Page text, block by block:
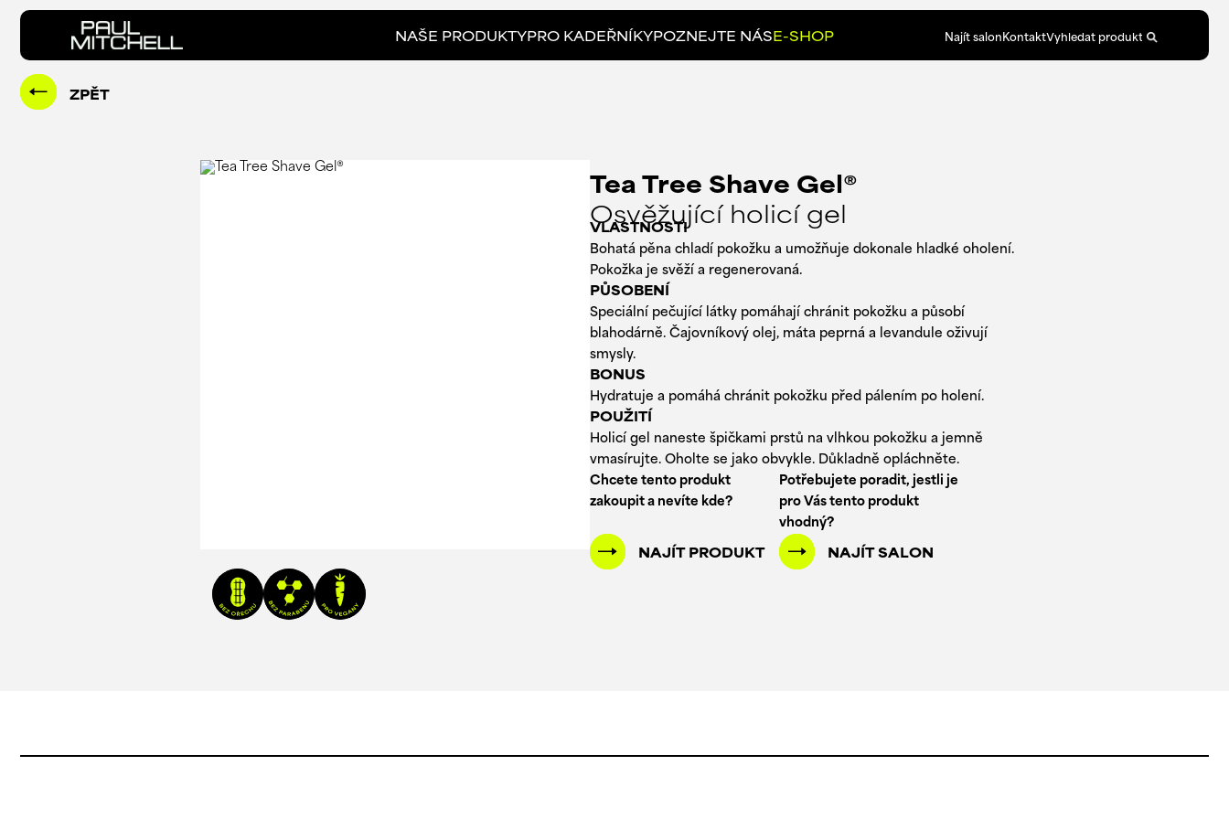
NAŠE PRODUKTY PRO KADEŘNÍKY POZNEJTE NÁS E-SHOP Najít salon Kontakt
ZPĚT
Tea Tree Shave Gel®
Osvěžující holicí gel
VLASTNOSTI
Bohatá pěna chladí pokožku a umožňuje dokonale hladké oholení.
Pokožka je svěží a regenerovaná.
PŮSOBENÍ
Speciální pečující látky pomáhají chránit pokožku a působí
blahodárně. Čajovníkový olej, máta peprná a levandule oživují
smysly.
BONUS
Hydratuje a pomáhá chránit pokožku před pálením po holení.
POUŽITÍ
Holicí gel naneste špičkami prstů na vlhkou pokožku a jemně
vmasírujte. Oholte se jako obvykle. Důkladně opláchněte.
Chcete tento produkt
zakoupit a nevíte kde?
NAJÍT PRODUKT
Potřebujete poradit, jestli je
pro Vás tento produkt
vhodný?
NAJÍT SALON